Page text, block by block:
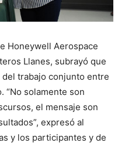
Honeywell Aerospace
Llanes, subrayó que
trabajo conjunto entre
“No solamente son
el mensaje son
expresó al
y los participantes y de